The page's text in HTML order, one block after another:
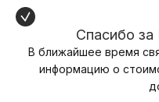
Спасибо
В ближайшее время
информацию о